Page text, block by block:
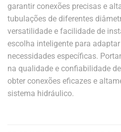
garantir conexões precisas e
tubulações de diferentes
versatilidade e facilidade de
escolha inteligente para
necessidades específicas.
na qualidade e confiabilidade
obter conexões eficazes e
sistema hidráulico.